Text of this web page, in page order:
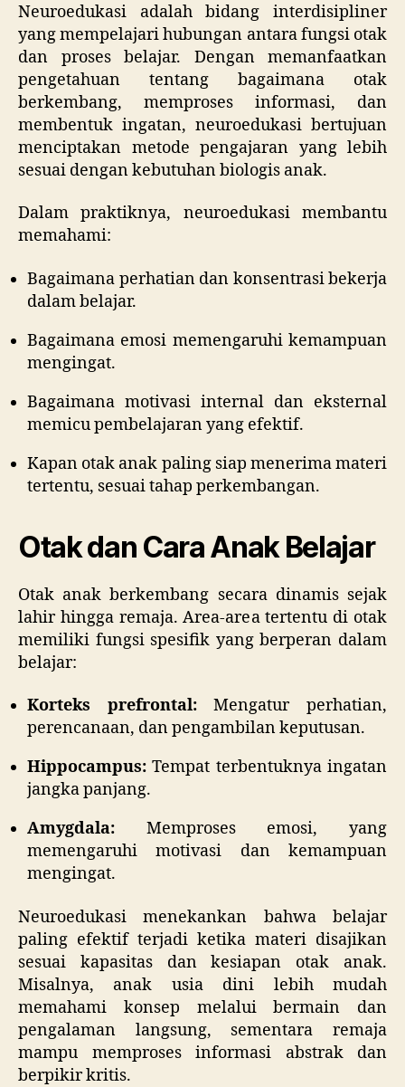
Neuroedukasi adalah bidang interdisipliner
yang mempelajari hubungan antara fungsi otak
dan proses belajar. Dengan memanfaatkan
pengetahuan tentang bagaimana otak
berkembang, memproses informasi, dan
membentuk ingatan, neuroedukasi bertujuan
menciptakan metode pengajaran yang lebih
sesuai dengan kebutuhan biologis anak.
Dalam praktiknya, neuroedukasi membantu
memahami:
Bagaimana perhatian dan konsentrasi bekerja
dalam belajar.
Bagaimana emosi memengaruhi kemampuan
mengingat.
Bagaimana motivasi internal dan eksternal
memicu pembelajaran yang efektif.
Kapan otak anak paling siap menerima materi
tertentu, sesuai tahap perkembangan.
Otak dan Cara Anak Belajar
Otak anak berkembang secara dinamis sejak
lahir hingga remaja. Area-area tertentu di otak
memiliki fungsi spesifik yang berperan dalam
belajar:
Korteks prefrontal:Mengatur perhatian,
perencanaan, dan pengambilan keputusan.
Hippocampus: Tempat terbentuknya ingatan
jangka panjang.
Amygdala: Memproses emosi, yang
memengaruhi motivasi dan kemampuan
mengingat.
Neuroedukasi menekankan bahwa belajar
paling efektif terjadi ketika materi disajikan
sesuai kapasitas dan kesiapan otak anak.
Misalnya, anak usia dini lebih mudah
memahami konsep melalui bermain dan
pengalaman langsung, sementara remaja
mampu memproses informasi abstrak dan
berpikir kritis.